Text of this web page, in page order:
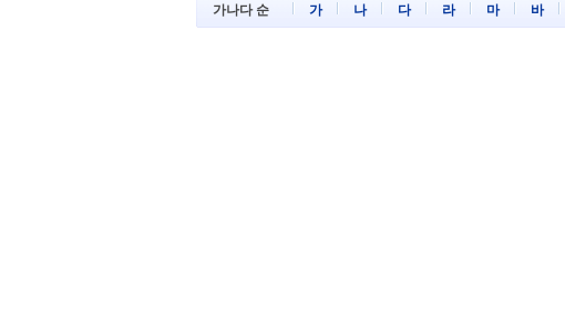
가나다 순 가 나 다 라 마 바